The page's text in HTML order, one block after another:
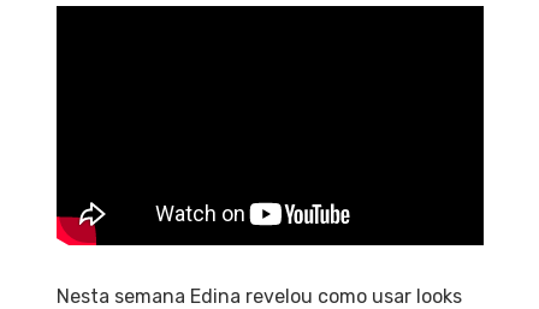
Nesta semana Edina revelou como usar looks